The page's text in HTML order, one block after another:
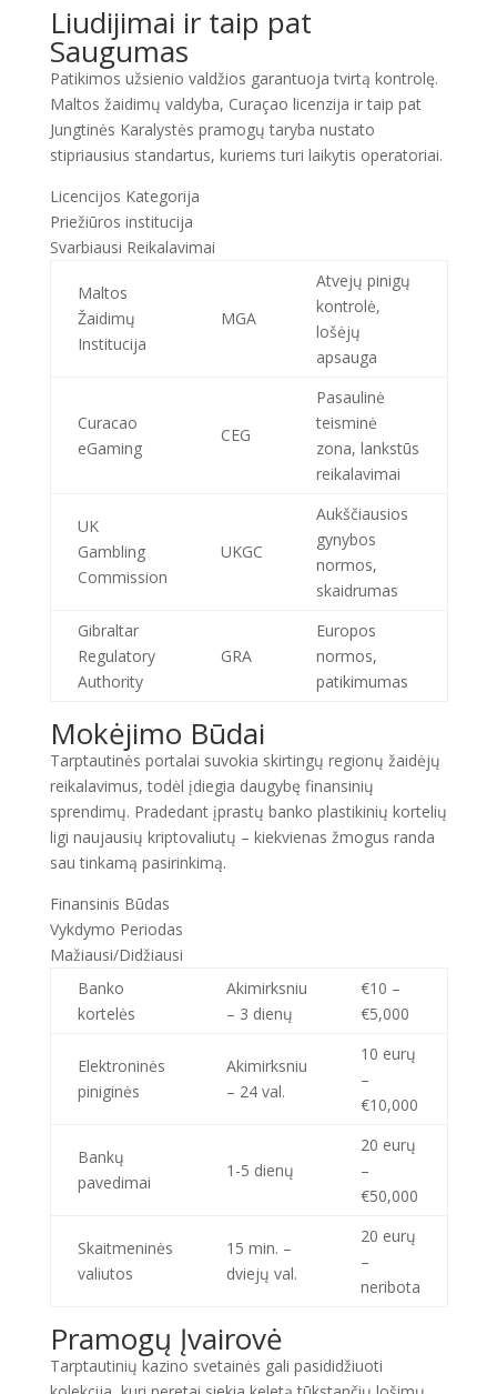
Liudijimai ir taip pat
Saugumas
Patikimos užsienio valdžios garantuoja tvirtą kontrolę.
Maltos žaidimų valdyba, Curaçao licenzija ir taip pat
Jungtinės Karalystės pramogų taryba nustato
stipriausius standartus, kuriems turi laikytis operatoriai.
Licencijos Kategorija
Priežiūros institucija
Svarbiausi Reikalavimai
Maltos
Žaidimų
Institucija
MGA
Atvejų pinigų
kontrolė,
lošėjų
apsauga
Curacao
eGaming
CEG
Pasaulinė
teisminė
zona, lankstūs
reikalavimai
UK
Gambling
Commission
UKGC
Aukščiausios
gynybos
normos,
skaidrumas
Gibraltar
Regulatory
Authority
GRA
Europos
normos,
patikimumas
Mokėjimo Būdai
Tarptautinės portalai suvokia skirtingų regionų žaidėjų
reikalavimus, todėl įdiegia daugybę finansinių
sprendimų. Pradedant įprastų banko plastikinių kortelių
ligi naujausių kriptovaliutų – kiekvienas žmogus randa
sau tinkamą pasirinkimą.
Finansinis Būdas
Vykdymo Periodas
Mažiausi/Didžiausi
Banko
kortelės
Akimirksniu
– 3 dienų
€10 –
€5,000
Elektroninės
piniginės
Akimirksniu
– 24 val.
10 eurų
–
€10,000
Bankų
pavedimai
1-5 dienų
20 eurų
–
€50,000
Skaitmeninės
valiutos
15 min. –
dviejų val.
20 eurų
–
neribota
Pramogų Įvairovė
Tarptautinių kazino svetainės gali pasididžiuoti